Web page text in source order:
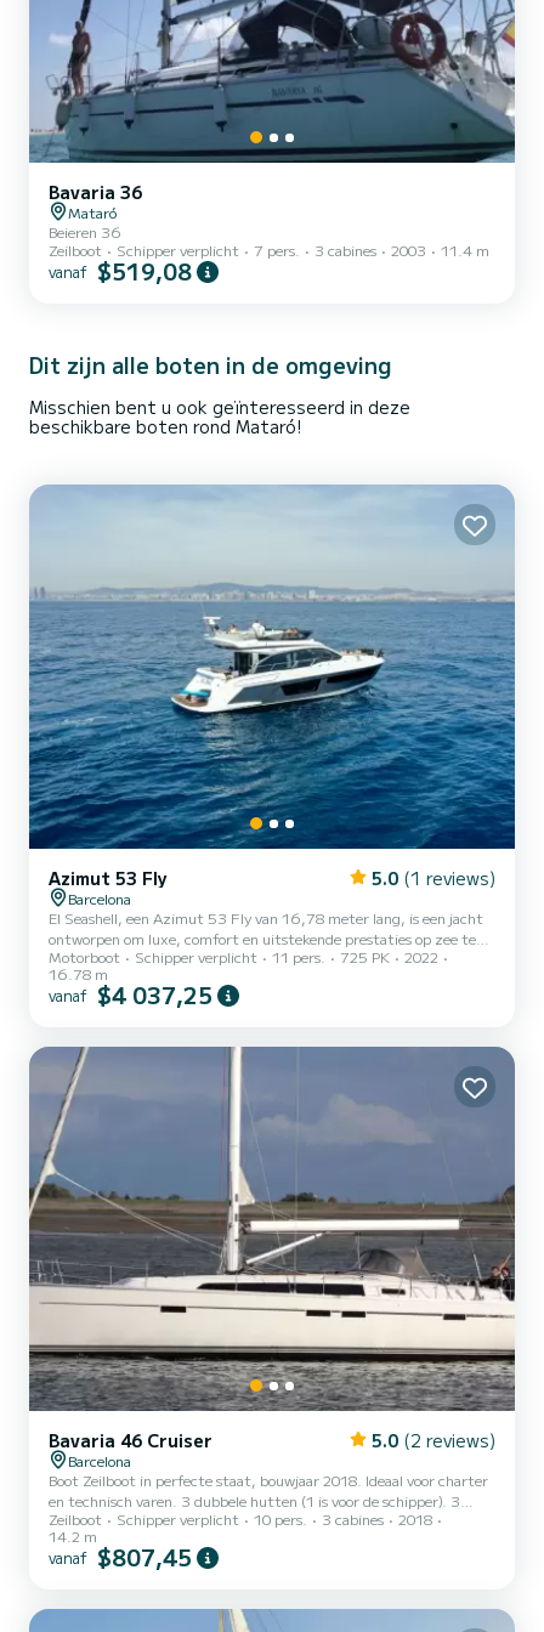
Bavaria 36
Mataró
Beieren 36
Zeilboot
Schipper verplicht 7 pers. 3 cabines 2003 11.4 m
vanaf $519,08
Dit zijn alle boten in de omgeving
Misschien bent u ook geïnteresseerd in deze
beschikbare boten rond Mataró!
Azimut 53 Fly 5.0 (1 reviews)
Barcelona
El Seashell, een Azimut 53 Fly van 16,78 meter lang, is een jacht
ontworpen om luxe, comfort en uitstekende prestaties op zee te
combineren. Beschikbaar voor verhuur met een schipper, dit
elegante vaartuig maakt het mogelijk om de kust te verkennen in
alle rust en te genieten van een unieke ervaring aan boord. Met een
interieur. De drie hutten garanderen een comfortab...
Motorboot Schipper verplicht 11 pers. 725 PK
2022
16.78 m
vanaf $4 037,25
Bavaria 46 Cruiser 5.0 (2 reviews)
Barcelona
Boot Zeilboot in perfecte staat, bouwjaar 2018. Ideaal voor charter
en technisch varen. 3 dubbele hutten (1 is voor de schipper). 3
badkamers. Capaciteit voor 10 personen
Zeilboot Schipper verplicht 10 pers. 3 cabines
2018
14.2 m
vanaf $807,45